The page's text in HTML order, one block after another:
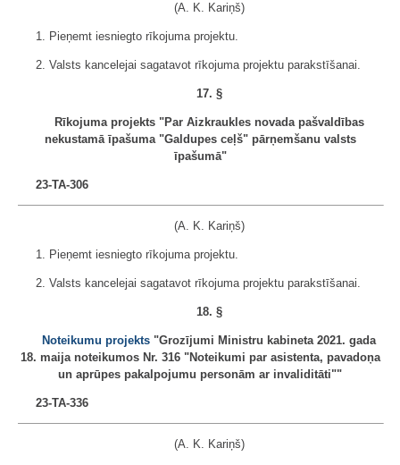
(A. K. Kariņš)
1. Pieņemt iesniegto rīkojuma projektu.
2. Valsts kancelejai sagatavot rīkojuma projektu parakstīšanai.
17. §
Rīkojuma projekts "Par Aizkraukles novada pašvaldības
nekustamā īpašuma "Galdupes ceļš" pārņemšanu valsts
īpašumā"
23-TA-306
(A. K. Kariņš)
1. Pieņemt iesniegto rīkojuma projektu.
2. Valsts kancelejai sagatavot rīkojuma projektu parakstīšanai.
18. §
Noteikumu projekts "Grozījumi Ministru kabineta 2021. gada
18. maija noteikumos Nr. 316 "Noteikumi par asistenta, pavadoņa
un aprūpes pakalpojumu personām ar invaliditāti""
23-TA-336
(A. K. Kariņš)